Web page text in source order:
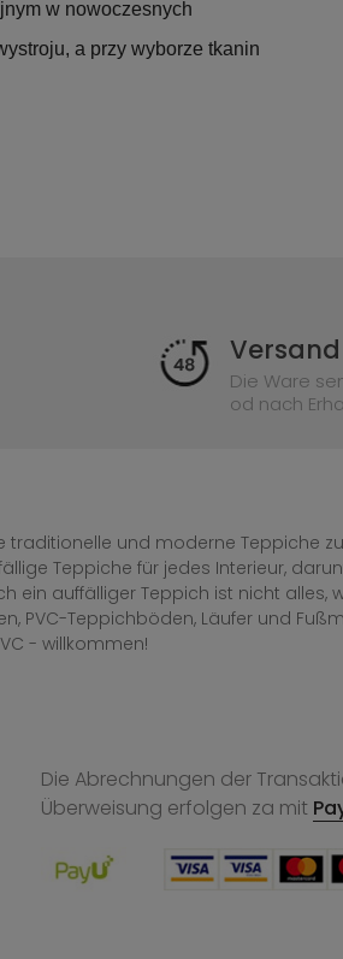
w nowoczesnych
a przy wyborze tkanin
Die Ware
od nach
traditionelle und moderne Teppiche
Teppiche für jedes Interieur,
ein auffälliger Teppich ist nicht alles,
PVC-Teppichböden, Läufer und
- willkommen!
Die Abrechnungen der
Überweisung erfolgen za mit